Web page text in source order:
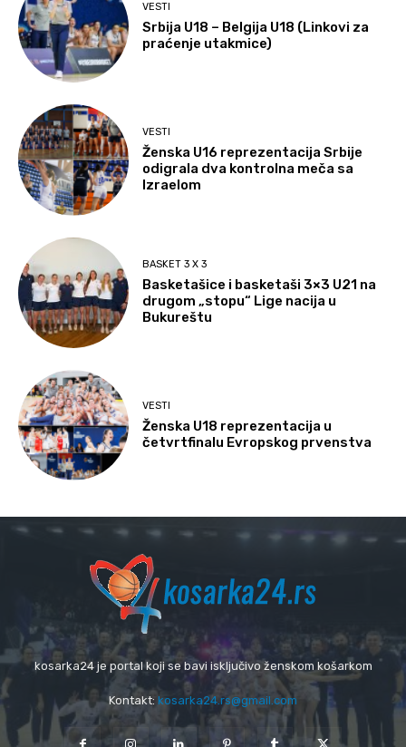
VESTI
Srbija U18 – Belgija U18 (Linkovi za
praćenje utakmice)
VESTI
Ženska U16 reprezentacija Srbije
odigrala dva kontrolna meča sa
Izraelom
BASKET 3 X 3
Basketašice i basketaši 3×3 U21 na
drugom „stopu“ Lige nacija u
Bukureštu
VESTI
Ženska U18 reprezentacija u
četvrtfinalu Evropskog prvenstva
kosarka24 je portal koji se bavi isključivo ženskom košarkom
Kontakt: kosarka24.rs@gmail.com